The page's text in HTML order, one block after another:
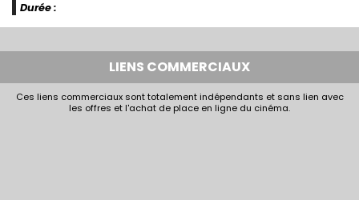
Durée :
LIENS COMMERCIAUX
Ces liens commerciaux sont totalement indépendants et sans lien avec
les offres et l'achat de place en ligne du cinéma.